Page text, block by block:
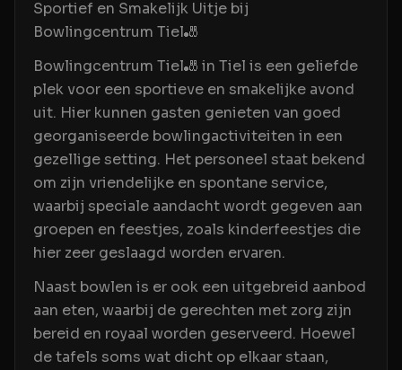
Sportief en Smakelijk Uitje bij
Bowlingcentrum Tiel🎳
Bowlingcentrum Tiel🎳 in Tiel is een geliefde
plek voor een sportieve en smakelijke avond
uit. Hier kunnen gasten genieten van goed
georganiseerde bowlingactiviteiten in een
gezellige setting. Het personeel staat bekend
om zijn vriendelijke en spontane service,
waarbij speciale aandacht wordt gegeven aan
groepen en feestjes, zoals kinderfeestjes die
hier zeer geslaagd worden ervaren.
Naast bowlen is er ook een uitgebreid aanbod
aan eten, waarbij de gerechten met zorg zijn
bereid en royaal worden geserveerd. Hoewel
de tafels soms wat dicht op elkaar staan,